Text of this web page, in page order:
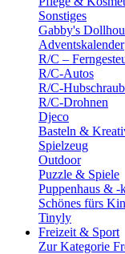
Sonstiges
Gabby's
Adventskalender
R/C –
R/C-Autos
R/C-
R/C-Drohnen
Djeco
Basteln &
Spielzeug
Outdoor
Puzzle & Spiele
Puppenhaus & -
Schönes fürs
Tinyly
Freizeit & Sport
Zur Kategorie